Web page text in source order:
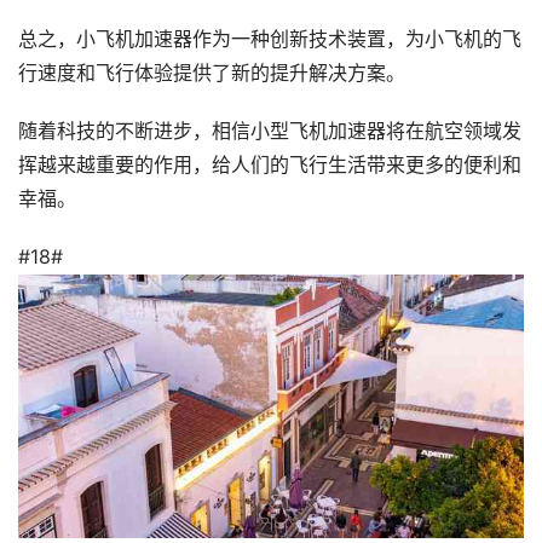
总之，小飞机加速器作为一种创新技术装置，为小飞机的飞
行速度和飞行体验提供了新的提升解决方案。
随着科技的不断进步，相信小型飞机加速器将在航空领域发
挥越来越重要的作用，给人们的飞行生活带来更多的便利和
幸福。
#18#